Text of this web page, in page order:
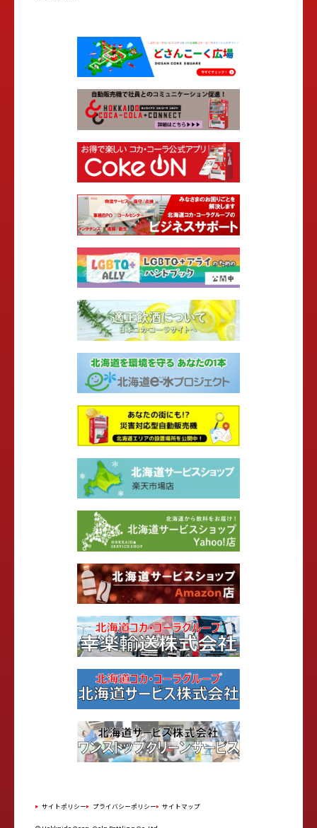
サイトポリシー プライバシーポリシー サイトマップ